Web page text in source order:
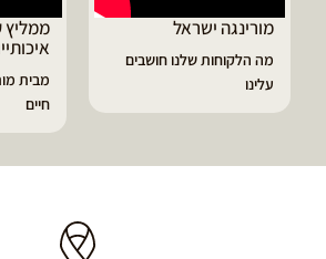
מורינגה ישראל
מה הלקוחות שלנו חושבים
עלינו
ממליץ
מבית
חיים